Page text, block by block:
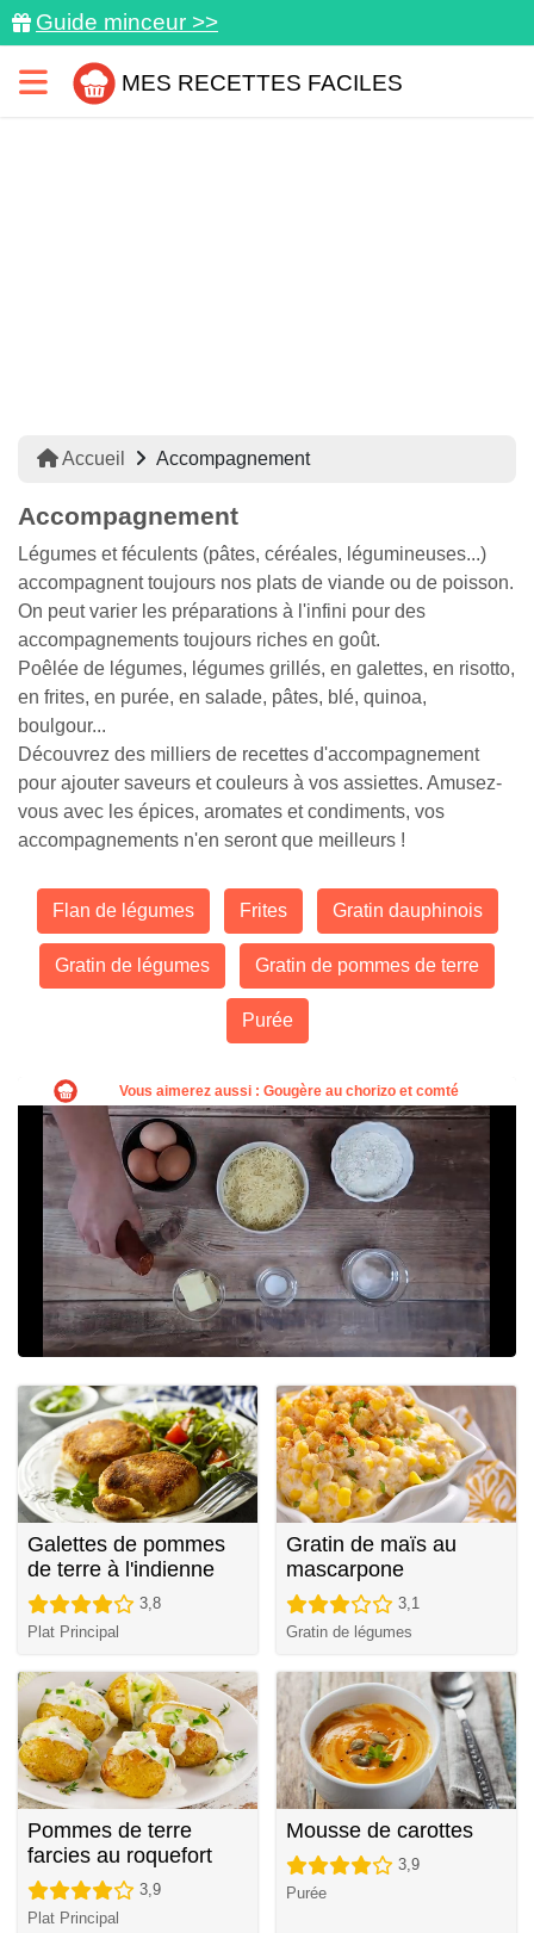
Guide minceur >>
MES RECETTES FACILES
Accueil Accompagnement
Accompagnement
Légumes et féculents (pâtes, céréales, légumineuses...)
accompagnent toujours nos plats de viande ou de poisson.
On peut varier les préparations à l'infini pour des
accompagnements toujours riches en goût.
Poêlée de légumes, légumes grillés, en galettes, en risotto,
en frites, en purée, en salade, pâtes, blé, quinoa,
boulgour...
Découvrez des milliers de recettes d'accompagnement
pour ajouter saveurs et couleurs à vos assiettes. Amusez-
vous avec les épices, aromates et condiments, vos
accompagnements n'en seront que meilleurs !
Flan de légumes Frites Gratin dauphinois
Gratin de légumes Gratin de pommes de terre
Purée
Galettes de pommes
de terre à l'indienne
3,8
Plat Principal
Gratin de maïs au
mascarpone
3,1
Gratin de légumes
Pommes de terre
farcies au roquefort
3,9
Plat Principal
Mousse de carottes
3,9
Purée